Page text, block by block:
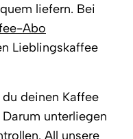
liefern. Bei
Abo
Lieblingskaffee
deinen Kaffee
unterliegen
All unsere